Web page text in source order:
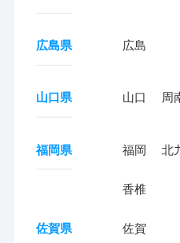
広島県 広島
山口県 山口 周
福岡県 福岡 北
香椎
佐賀県 佐賀